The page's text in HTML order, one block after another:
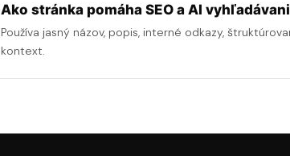
Ako stránka pomáha SEO a AI
Používa jasný názov, popis, interné odkazy,
kontext.